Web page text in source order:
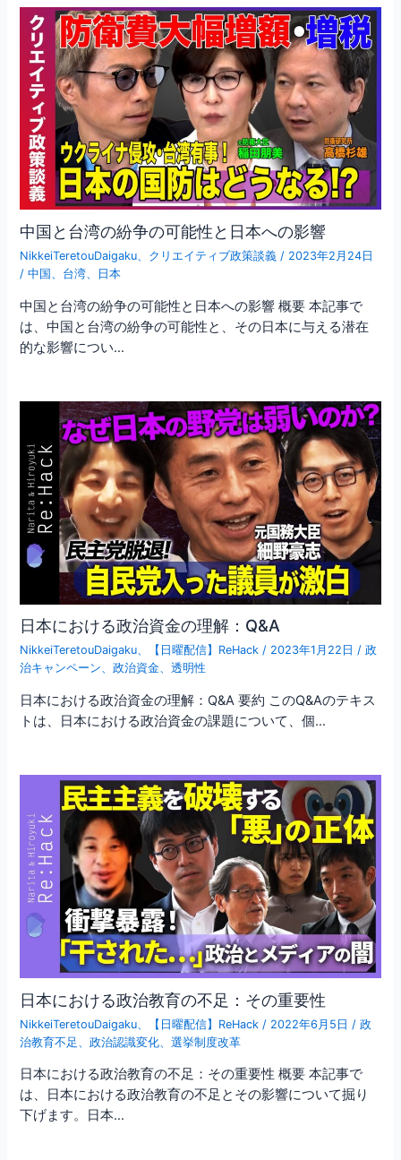
k
シ
ョ
ン
中国と台湾の紛争の可能性と日本への影響
NikkeiTeretouDaigaku、 クリエイティブ政策談義 / 2023年2月24日
/中国 、 台湾、 日本
中国と台湾の紛争の可能性と日本への影響 概要 本記事で
は、中国と台湾の紛争の可能性と、その日本に与える潜在
的な影響につい…
日本における政治資金の理解：Q&A
NikkeiTeretouDaigaku、 【日曜配信】ReHack / 2023年1月22日 /政
治キャンペーン、政治資金、透明性
日本における政治資金の理解：Q&A 要約 このQ&Aのテキス
トは、日本における政治資金の課題について、個…
日本における政治教育の不足：その重要性
NikkeiTeretouDaigaku 【日曜配信】ReHack / 2022年6月5日 /政
治教育不足
、政治認識変化 、選挙制度改革
日本における政治教育の不足：その重要性 概要 本記事で
は、日本における政治教育の不足とその影響について掘り
下げます。日本…